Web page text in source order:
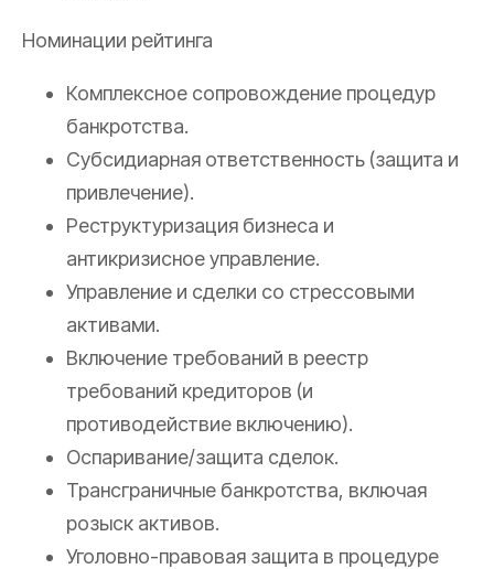
Номинации рейтинга
Комплексное сопровождение процедур
банкротства.
Субсидиарная ответственность (защита и
привлечение).
Реструктуризация бизнеса и
антикризисное управление.
Управление и сделки со стрессовыми
активами.
Включение требований в реестр
требований кредиторов (и
противодействие включению).
Оспаривание/защита сделок.
Трансграничные банкротства, включая
розыск активов.
Уголовно-правовая защита в процедуре